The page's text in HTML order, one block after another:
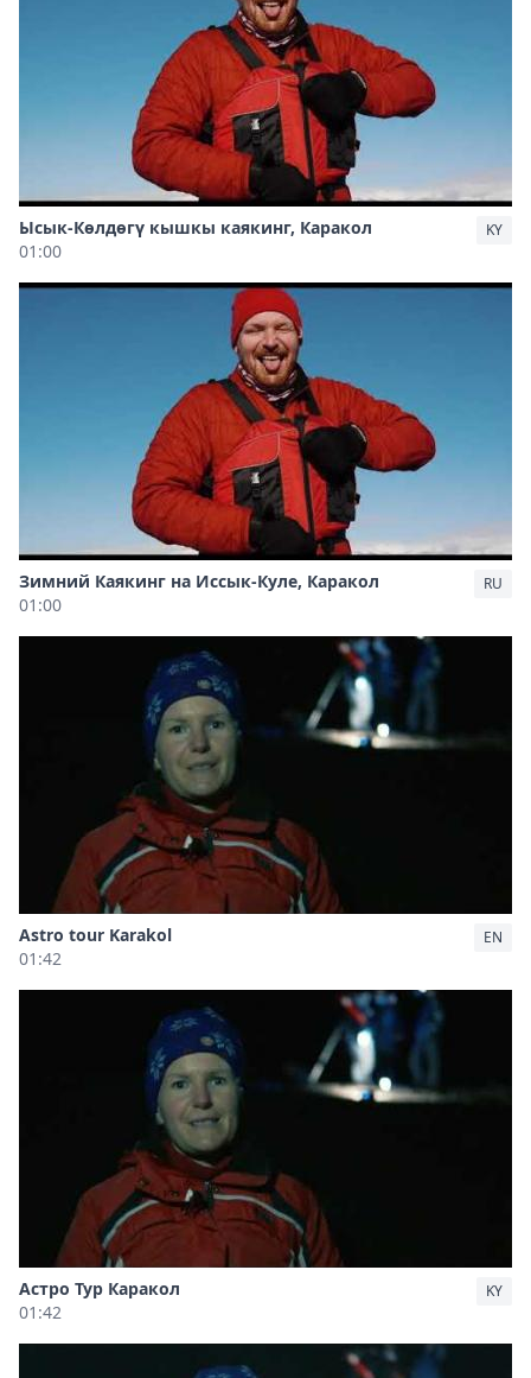
Ысык-Көлдөгү кышкы каякинг, Каракол
01:00
KY
Зимний Каякинг на Иссык-Куле, Каракол
01:00
RU
Astro tour Karakol
01:42
EN
Астро Тур Каракол
01:42
KY